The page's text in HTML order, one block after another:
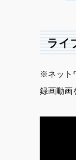
ライ
※ネット
録画動画